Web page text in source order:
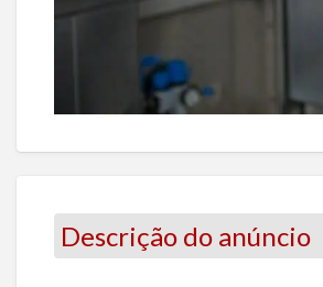
Descrição do anúncio